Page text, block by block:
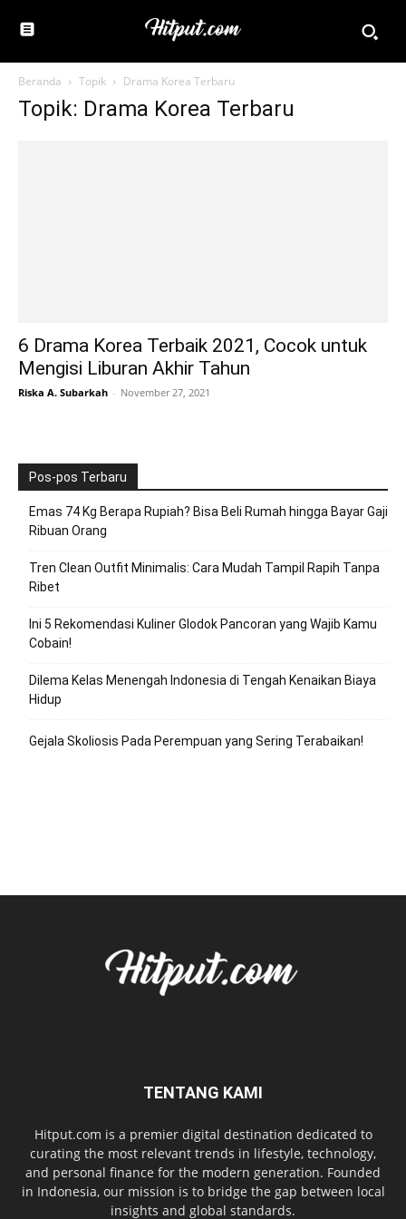
Beranda Topik Drama Korea Terbaru
Topik: Drama Korea Terbaru
6 Drama Korea Terbaik 2021, Cocok untuk
Mengisi Liburan Akhir Tahun
Riska A. Subarkah - November 27, 2021
Pos-pos Terbaru
Emas 74 Kg Berapa Rupiah? Bisa Beli Rumah hingga Bayar Gaji
Ribuan Orang
Tren Clean Outfit Minimalis: Cara Mudah Tampil Rapih Tanpa
Ribet
Ini 5 Rekomendasi Kuliner Glodok Pancoran yang Wajib Kamu
Cobain!
Dilema Kelas Menengah Indonesia di Tengah Kenaikan Biaya
Hidup
Gejala Skoliosis Pada Perempuan yang Sering Terabaikan!
TENTANG KAMI
Hitput.com is a premier digital destination dedicated to
curating the most relevant trends in lifestyle, technology,
and personal finance for the modern generation. Founded
in Indonesia, our mission is to bridge the gap between local
insights and global standards.